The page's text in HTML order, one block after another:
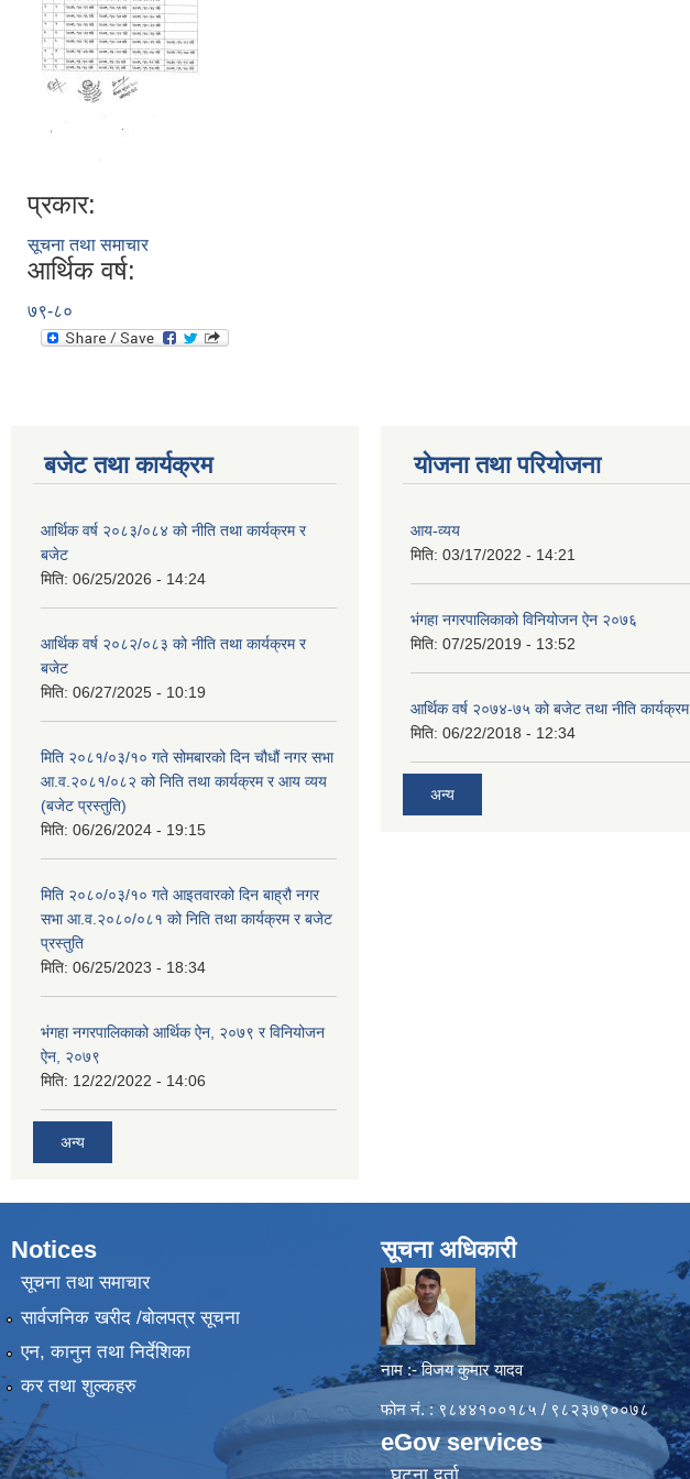
प्रकार:
सूचना तथा समाचार
आर्थिक वर्ष:
७९-८०
बजेट तथा कार्यक्रम
आर्थिक वर्ष २०८३/०८४ को नीति तथा कार्यक्रम र
बजेट
मिति: 06/25/2026 - 14:24
आर्थिक वर्ष २०८२/०८३ को नीति तथा कार्यक्रम र
बजेट
मिति: 06/27/2025 - 10:19
मिति २०८१/०३/१० गते सोमबारको दिन चौधौं नगर सभा
आ.व.२०८१/०८२ को निति तथा कार्यक्रम र आय व्यय
(बजेट प्रस्तुति)
मिति: 06/26/2024 - 19:15
मिति २०८०/०३/१० गते आइतवारको दिन बाह्रौ नगर
सभा आ.व.२०८०/०८१ को निति तथा कार्यक्रम र बजेट
प्रस्तुति
मिति: 06/25/2023 - 18:34
भंगहा नगरपालिकाको आर्थिक ऐन, २०७९ र विनियोजन
ऐन, २०७९
मिति: 12/22/2022 - 14:06
अन्य
योजना तथा परियोजना
आय-व्यय
मिति: 03/17/2022 - 14:21
भंगहा नगरपालिकाको विनियोजन ऐन २०७६
मिति: 07/25/2019 - 13:52
आर्थिक वर्ष २०७४-७५ को बजेट तथा नीति कार्यक्रम
मिति: 06/22/2018 - 12:34
अन्य
Notices
सूचना तथा समाचार
सार्वजनिक खरीद /बोलपत्र सूचना
एन, कानुन तथा निर्देशिका
कर तथा शुल्कहरु
सूचना अधिकारी
नाम :- विजय कुमार यादव
फोन नं. : ९८४४१००१८५ / ९८२३७९००७८
eGov services